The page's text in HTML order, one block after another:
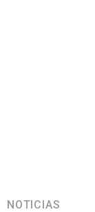
NOTICIAS